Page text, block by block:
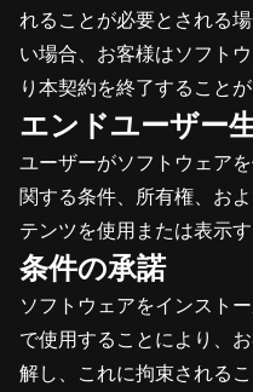
れることが必要とされる
い場合、お客様はソフト
り本契約を終了することが
エンドユーザー
ユーザーがソフトウェア
関する条件、所有権、お
テンツを使用または表示
条件の承諾
ソフトウェアをインスト
で使用することにより、
解し、これに拘束される